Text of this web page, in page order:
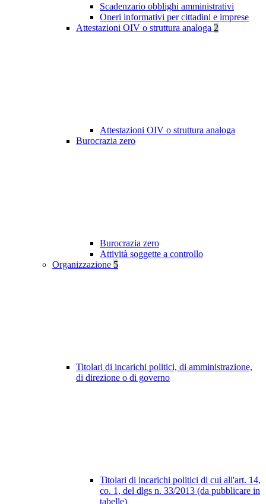
Scadenzario obblighi amministrativi
Oneri informativi per cittadini e imprese
Attestazioni OIV o struttura analoga 2
Attestazioni OIV o struttura analoga
Burocrazia zero
Burocrazia zero
Attività soggette a controllo
Organizzazione 5
Titolari di incarichi politici, di amministrazione,
di direzione o di governo
Titolari di incarichi politici di cui all'art. 14,
co. 1, del dlgs n. 33/2013 (da pubblicare in
tabelle)